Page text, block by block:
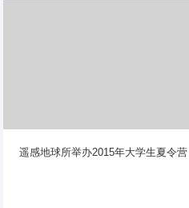
遥感地球所举办2015年大学生夏令营